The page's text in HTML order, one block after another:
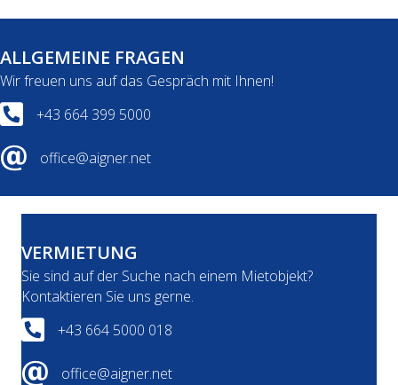
ALLGEMEINE FRAGEN
Wir freuen uns auf das Gespräch mit Ihnen!
Telefonnummer für allgemeine Anfragen +436643995000
+43 664 399 5000
Mailadresse für allgemeine Anfragen office@aigner.net
office@aigner.net
VERMIETUNG
Sie sind auf der Suche nach einem Mietobjekt?
Kontaktieren Sie uns gerne.
Telefonnummer für Anfragen betreffend Mietobjekte
+43 664 5000 018
Mailadresse betreffend Vermietungsanfragen
office@aigner.net